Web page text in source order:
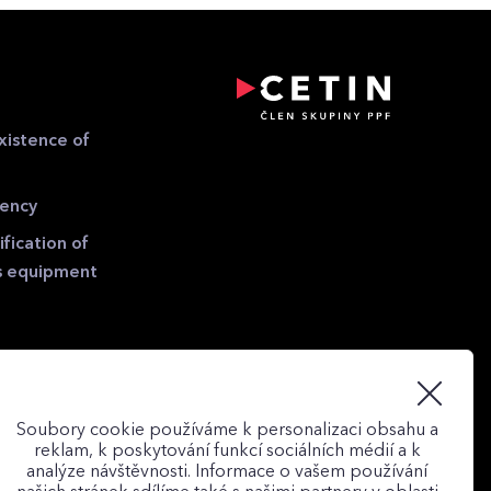
of
of
equipment
Soubory cookie používáme k personalizaci obsahu a
reklam, k poskytování funkcí sociálních médií a k
analýze návštěvnosti. Informace o vašem používání